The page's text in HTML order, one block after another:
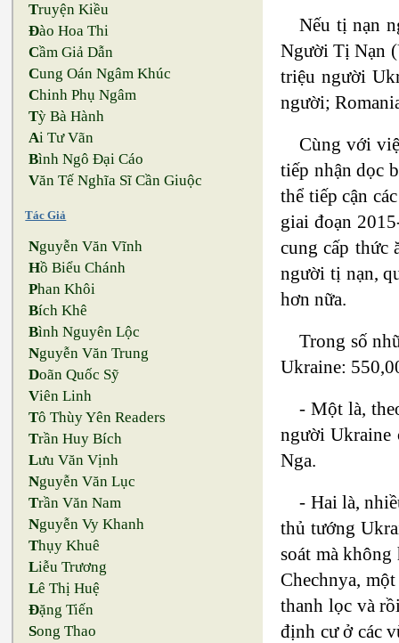
Truyện Kiều
Đào Hoa Thi
Cầm Giả Dẫn
Cung Oán Ngâm Khúc
Chinh Phụ Ngâm
Tỳ Bà Hành
Ai Tư Vãn
Bình Ngô Đại Cáo
Văn Tế Nghĩa Sĩ Cần Giuộc
Tác Giả
Nguyễn Văn Vĩnh
Hồ Biểu Chánh
Phan Khôi
Bích Khê
Bình Nguyên Lộc
Nguyễn Văn Trung
Doãn Quốc Sỹ
Viên Linh
Tô Thùy Yên Readers
Trần Huy Bích
Lưu Văn Vịnh
Nguyễn Văn Lục
Trần Văn Nam
Nguyễn Vy Khanh
Thụy Khuê
Liễu Trương
Lê Thị Huệ
Đặng Tiến
Song Thao
Nếu tị nạn
Người Tị Nạn
triệu người
người;
Cùng với
tiếp nhận dọc
thể tiếp cận
giai đoạn
cung cấp thức
người tị nạn,
hơn nữa.
Trong số
Ukraine:
- Một là,
người Ukraine
Nga.
- Hai là,
thủ tướng
soát mà
Chechnya,
thanh lọc và
định cư ở các